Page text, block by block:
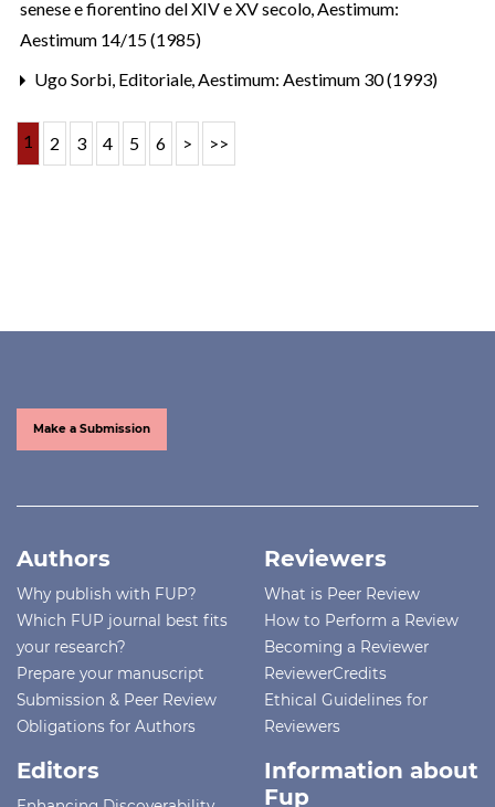
senese e fiorentino del XIV e XV secolo,Aestimum:
Aestimum 14/15 (1985)
Ugo Sorbi, Editoriale,Aestimum: Aestimum 30 (1993)
1 2 3 4 5 6 > >>
Make a Submission
Authors
Why publish with FUP?
Which FUP journal best fits
your research?
Prepare your manuscript
Submission & Peer Review
Obligations for Authors
Reviewers
What is Peer Review
How to Perform a Review
Becoming a Reviewer
ReviewerCredits
Ethical Guidelines for
Reviewers
Editors
Information about
Fup